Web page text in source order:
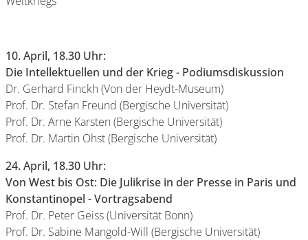
10. April, 18.30 Uhr:
Die Intellektuellen und der Krieg - Podiumsdiskussion
Dr. Gerhard Finckh (Von der Heydt-Museum)
Prof. Dr. Stefan Freund (Bergische Universität)
Prof. Dr. Arne Karsten (Bergische Universität)
Prof. Dr. Martin Ohst (Bergische Universität)
24. April, 18.30 Uhr:
Von West bis Ost: Die Julikrise in der Presse in Paris und
Konstantinopel - Vortragsabend
Prof. Dr. Peter Geiss (Universität Bonn)
Prof. Dr. Sabine Mangold-Will (Bergische Universität)